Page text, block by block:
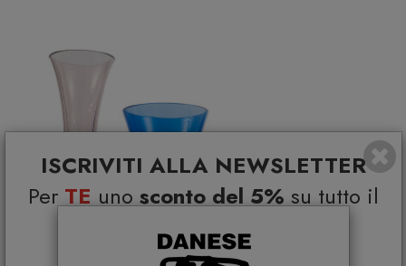
ISCRIVITI ALLA NEWSLETTER
Per TE uno sconto del 5% su tutto il
catalogo e
Coupon esclusivi su brand